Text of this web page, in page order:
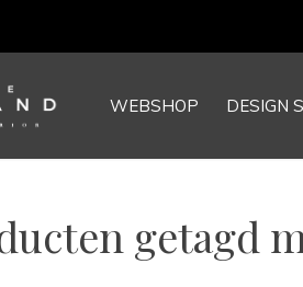
WEBSHOP DESIGN
getagd